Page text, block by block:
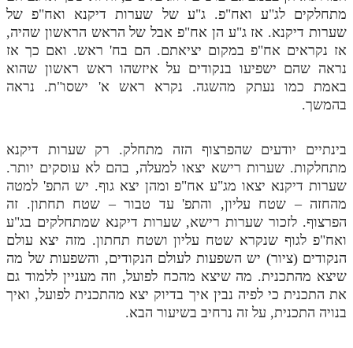
מתחלקים לג"ע ואח"פ. ג"ע של שערות דיקנא ואח"פ של
שערות דיקנא. אז ג"ע הן אח"פ אבל של הראש הראשון שהיה,
אז נקראים אח"פ במקום יציאתם. הם בח' ראש. ואם כך אז
נראה שהם ישפיעו בנקודים על איזשהו ראש ראשון שהוא
באמת כמו נעתק מהשגה. נקרא ראש א' ישסו"ת. נראה
בהמשך.
בינתיים יודעים שהפרצוף הזה מתחלק. רק שערות דיקנא
מתחלקות. שערות רישא יצאו למעלה, בהם לא עוסקים יותר.
שערות דיקנא יצאו מג"ע אח"פ ומהן יצא גוף. יש התפ' למטה
מהחזה – שטח עליון, והתפ' עד טבור – שטח תחתון. זה
הפרצוף. לזכור שערות רישא, שערות דיקנא שמתחלקים בג"ע
ואח"פ לגוף שנקרא שטח עליון ושטח תחתון. מזה יצא עולם
הנקודים (ציור) יש השפעות לעולם הנקודים, והשפעות של מה
שיצא מהתכנית. מה שיצא מהכח לפועל, וזה מעניין ללמוד גם
את התכנית כי לפיה נבין איך בדיוק יצא מהתכנית לפועל, ואיך
בנויה התכנית, על זה נרחיב בשיעור הבא.